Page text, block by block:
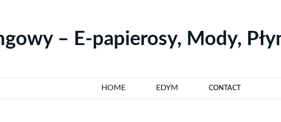
– E-papierosy, Mody,
HOME EDYM CONTACT